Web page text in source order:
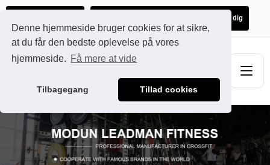
Denne hjemmeside bruger cookies for at sikre,
at du får den bedste oplevelse på vores
hjemmeside. Få mere at vide
Tilbagegang Tillad cookies
Få et uforpligtende tilbud skræddersyet til dig